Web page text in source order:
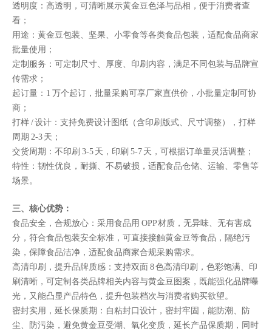
透明度：高透明，可清晰展示黄金豆色泽与品相，便于消费者查
看；
用途：黄金豆包装、坚果、小零食等各类食品包装，适配食品商家
批量使用；
定制服务：可定制尺寸、厚度、印刷内容，满足不同包装与品牌宣
传需求；
起订量：1 万个起订，批量采购可享厂家直供价，小批量定制可协
商；
打样 / 设计：支持免费设计图纸（含印刷版式、尺寸调整），打样
周期 2-3 天；
交货周期：不印刷 3-5 天，印刷 5-7 天，可根据订单量灵活调整；
特性：韧性优良，耐撕、不易破损，适配食品仓储、运输、零售等
场景。
三、核心优势：
食品安全，合规放心：采用食品用 OPP 材质，无异味、无有害成
分，符合食品包装安全标准，可直接接触黄金豆等食品，隔绝污
染，保障食品洁净，适配食品商家合规采购需求。
高清印刷，提升品牌质感：支持双面 8 色高清印刷，色彩饱满、印
刷清晰，可定制各类品牌相关内容与黄金豆图案，既能强化品牌曝
光，又能凸显产品特色，提升包装档次与消费者购买欲望。
密封实用，延长保质期：自粘封口设计，密封牢固，能防潮、防
尘、防污染，避免黄金豆受潮、氧化变质，延长产品保质期，同时